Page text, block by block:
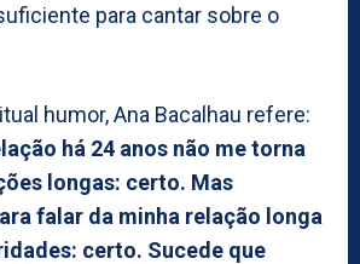
para cantar sobre o
humor, Ana Bacalhau refere:
há 24 anos não me torna
longas: certo. Mas
falar da minha relação longa
certo. Sucede que